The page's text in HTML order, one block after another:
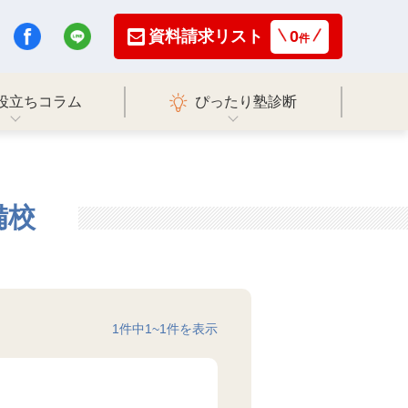
資料請求リスト 0件
立ちコラム ぴったり塾診断
校
1件中1~1件を表示